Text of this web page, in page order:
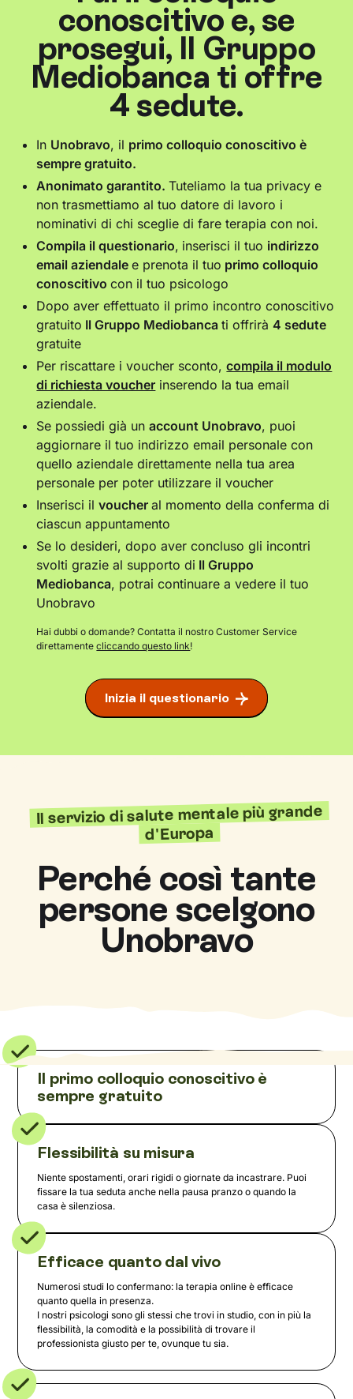
conoscitivo e, se
prosegui, Il Gruppo
Mediobanca ti offre
4 sedute.
In Unobravo, il primo colloquio conoscitivo è
sempre gratuito.
Anonimato garantito.Tuteliamo la tua privacy e
non trasmettiamo al tuo datore di lavoro i
nominativi di chi sceglie di fare terapia con noi.
Compila il questionario, inserisci il tuo indirizzo
email aziendalee prenota il tuo primo colloquio
conoscitivocon il tuo psicologo
Dopo aver effettuato il primo incontro conoscitivo
gratuito Il Gruppo Mediobancati offrirà4 sedute
gratuite
Per riscattare i voucher sconto,compila il modulo
di richiesta voucher inserendo la tua email
aziendale.
Se possiedi già unaccount Unobravo, puoi
aggiornare il tuo indirizzo email personale con
quello aziendale direttamente nella tua area
personale per poter utilizzare il voucher
Inserisci ilvoucheral momento della conferma di
ciascun appuntamento
Se lo desideri, dopo aver concluso gli incontri
svolti grazie al supporto di Il Gruppo
Mediobanca, potrai continuare a vedere il tuo
Unobravo
Hai dubbi o domande? Contatta il nostro Customer Service
direttamentecliccando questo link!
Inizia il questionario
Il servizio di salute mentale più grande
d'Europa
Perché così tante
persone scelgono
Unobravo
Il primo colloquio conoscitivo è
sempre gratuito
Flessibilità su misura
Niente spostamenti, orari rigidi o giornate da incastrare. Puoi
fissare la tua seduta anche nella pausa pranzo o quando la
casa è silenziosa.
Efficace quanto dal vivo
Numerosi studi lo confermano: la terapia online è efficace
quanto quella in presenza.
I nostri psicologi sono gli stessi che trovi in studio, con in più la
flessibilità, la comodità e la possibilità di trovare il
professionista giusto per te, ovunque tu sia.